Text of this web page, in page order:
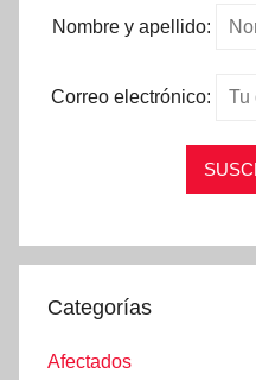
Nombre y apellido:
Correo electrónico:
Categorías
Afectados